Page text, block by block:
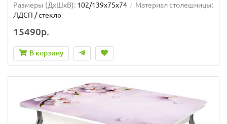
Размеры (ДхШxВ): 102/139х75х74
Материал столешницы:
ЛДСП / стекло
15490р.
В корзину